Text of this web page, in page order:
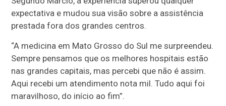
expectativa e mudou sua visão sobre a assistência
prestada fora dos grandes centros.
“A medicina em Mato Grosso do Sul me surpreendeu.
Sempre pensamos que os melhores hospitais estão
nas grandes capitais, mas percebi que não é assim.
Aqui recebi um atendimento nota mil. Tudo aqui foi
maravilhoso, do início ao fim”.